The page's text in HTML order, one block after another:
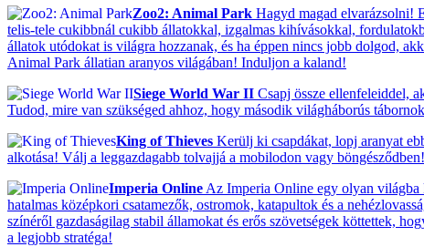
Zoo2: Animal Park Hagyd magad elvarázsolni!
telis-tele cukibbnál cukibb állatokkal, izgalmas kihívásokkal,
állatok utódokat is világra hozzanak, és ha éppen nincs jobb dolgod,
Animal Park állatian aranyos világában! Induljon a kaland!
Siege World War II Csapj össze ellenfeleiddel,
Tudod, mire van szükséged ahhoz, hogy második világháborús
King of Thieves Kerülj ki csapdákat, lopj aranyat
alkotása! Válj a leggazdagabb tolvajjá a mobilodon vagy böngésződben!
Imperia Online Az Imperia Online egy olyan világba
hatalmas középkori csatamezők, ostromok, katapultok és a
színéről gazdaságilag stabil államokat és erős szövetségek köttettek,
a legjobb stratéga!